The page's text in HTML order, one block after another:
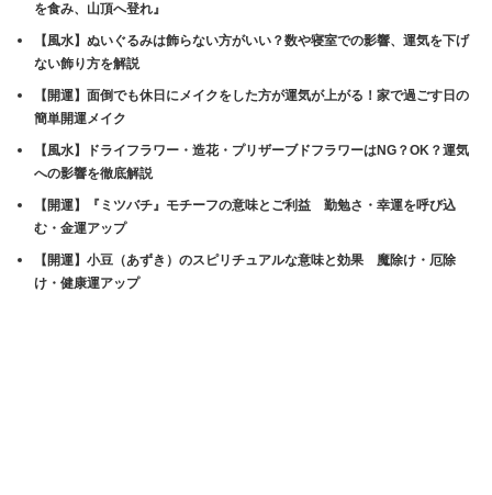
を食み、山頂へ登れ』
【風水】ぬいぐるみは飾らない方がいい？数や寝室での影響、運気を下げ
ない飾り方を解説
【開運】面倒でも休日にメイクをした方が運気が上がる！家で過ごす日の
簡単開運メイク
【風水】ドライフラワー・造花・プリザーブドフラワーはNG？OK？運気
への影響を徹底解説
【開運】『ミツバチ』モチーフの意味とご利益 勤勉さ・幸運を呼び込
む・金運アップ
【開運】小豆（あずき）のスピリチュアルな意味と効果 魔除け・厄除
け・健康運アップ